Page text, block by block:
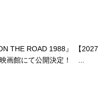
THE ROAD 1988』 【2027
画館にて公開決定！ ...